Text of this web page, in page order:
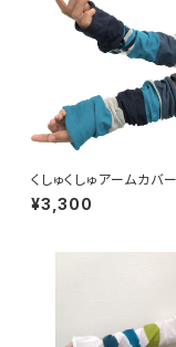
くしゅくしゅアームカ
コック
¥3,300